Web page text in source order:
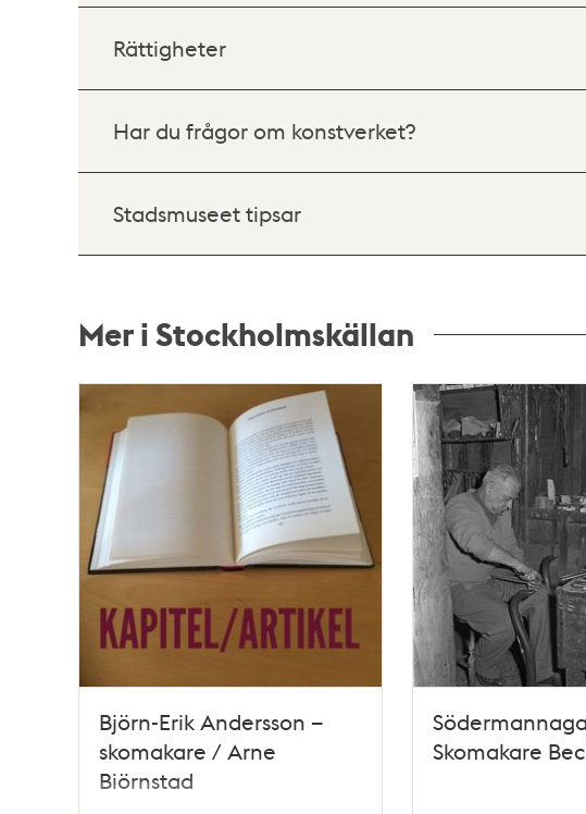
Rättigheter
Har du frågor om konstverket?
Stadsmuseet tipsar
Mer i Stockholmskällan
Relaterade
poster
och
teman
Björn-Erik Andersson –
skomakare / Arne
Biörnstad
Skomakare